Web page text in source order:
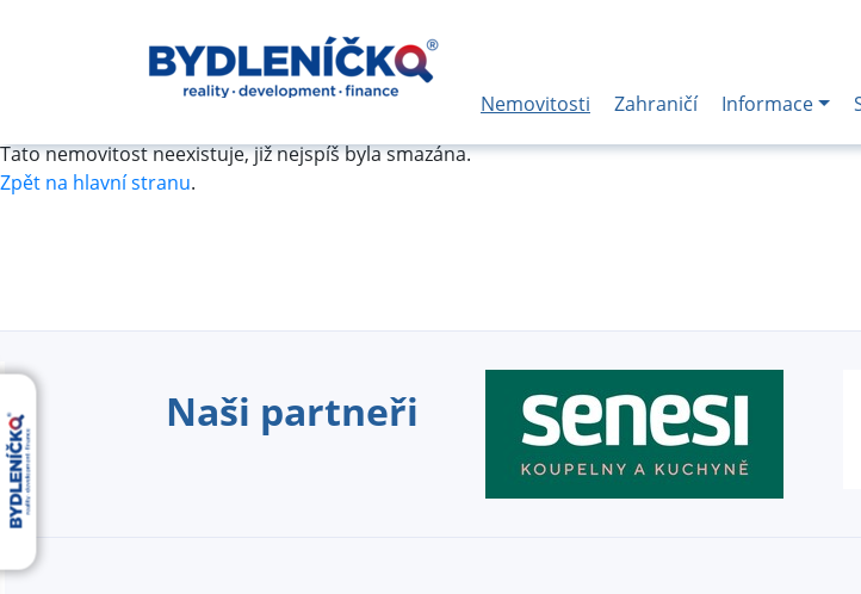
Nemovitosti Zahraničí Informace
Tato nemovitost neexistuje, již nejspíš byla smazána.
Zpět na hlavní stranu.
Naši partneři